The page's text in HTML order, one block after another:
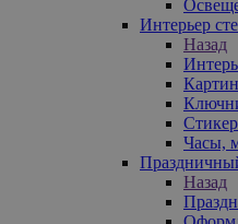
Интерьер
Назад
Часы,
Назад